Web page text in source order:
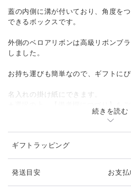
蓋の内側に溝が付いており、角度を
できるボックスです。
外側のベロアリボンは高級リボンブ
しました。
お持ち運びも簡単なので、ギフトにぴ
名入れの掛け紙にできます。
い。
flowers:
[プリザーブド]ローズ、カーネーショ
[その他]ピンクペッパーベリー(アー
続きを読む
ギフトラッピング
発送目安 お支